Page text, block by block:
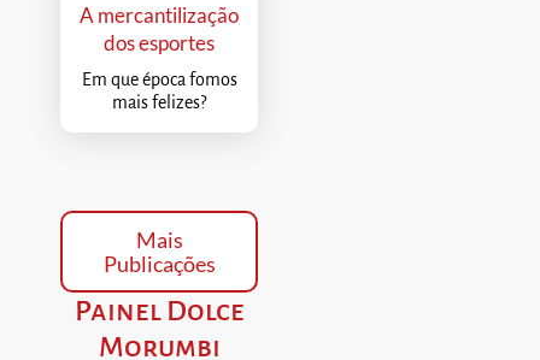
A mercantilização
dos esportes
Em que época fomos
mais felizes?
Mais
Publicações
Painel Dolce
Morumbi